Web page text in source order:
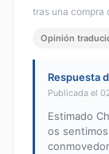
tras una compra
Opinión
Respuesta
Publicada el
Estimado
os